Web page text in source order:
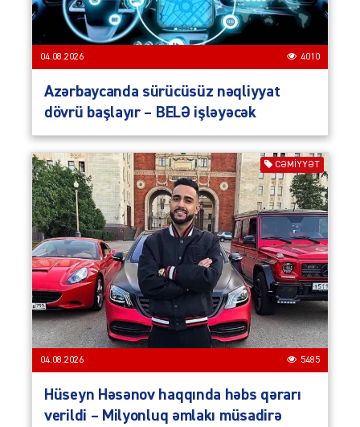
04.08.2026 4010
Azərbaycanda sürücüsüz nəqliyyat
dövrü başlayır – BELƏ işləyəcək
CƏMIYYƏT
04.08.2026 5485
Hüseyn Həsənov haqqında həbs qərarı
verildi – Milyonluq əmlakı müsadirə